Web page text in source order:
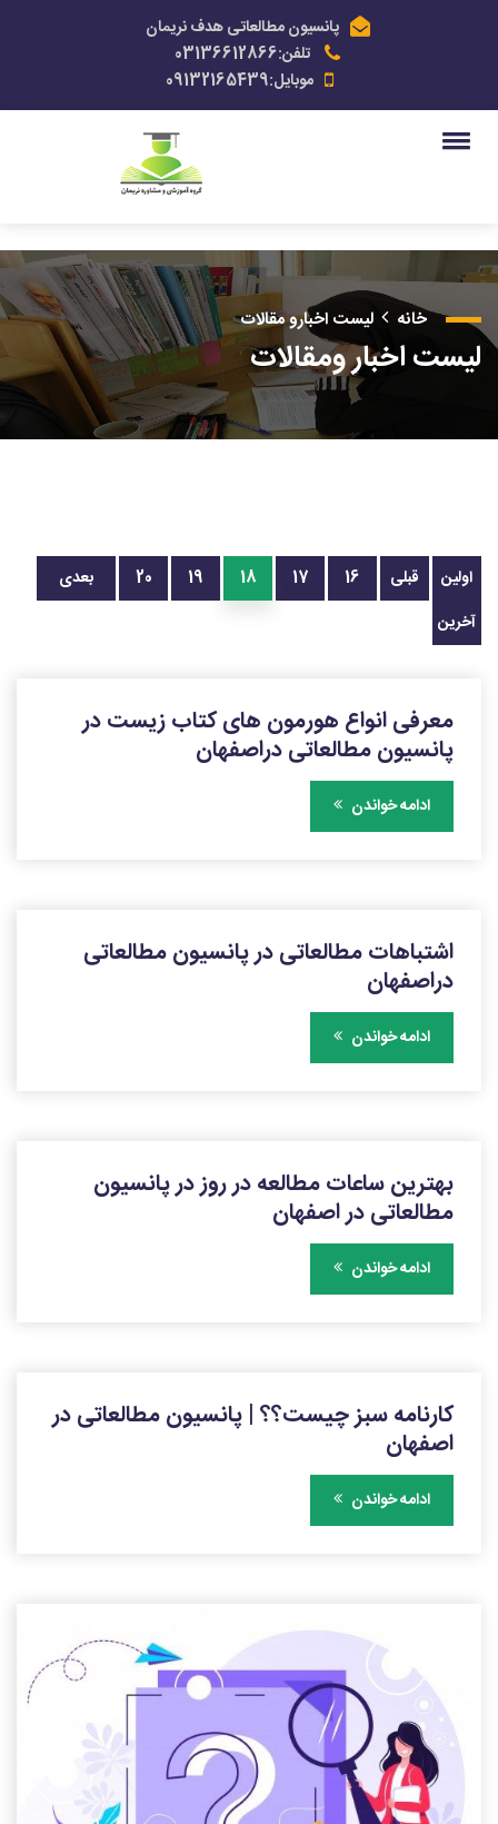
پانسیون مطالعاتی هدف نریمان
تلفن:03136612866
موبایل:09132165439
خانه لیست اخبارو مقالات
لیست اخبار ومقالات
اولین قبلی 16
17
18
19
20
بعدی
آخرین
معرفی انواع هورمون های کتاب زیست در
پانسیون مطالعاتی دراصفهان
ادامه خواندن
اشتباهات مطالعاتی در پانسیون مطالعاتی
دراصفهان
ادامه خواندن
بهترین ساعات مطالعه در روز در پانسیون
مطالعاتی در اصفهان
ادامه خواندن
کارنامه سبز چیست؟؟ | پانسیون مطالعاتی در
اصفهان
ادامه خواندن